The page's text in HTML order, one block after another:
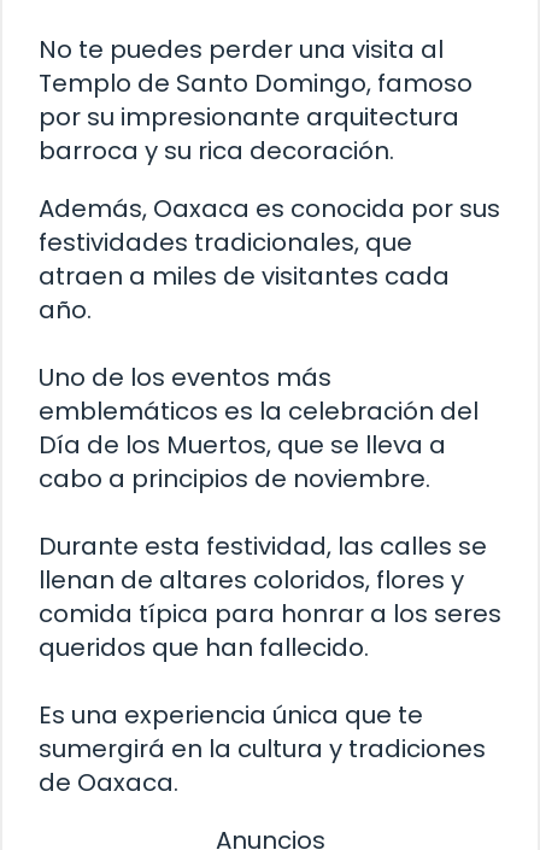
No te puedes perder una visita al
Templo de Santo Domingo, famoso
por su impresionante arquitectura
barroca y su rica decoración.
Además, Oaxaca es conocida por sus
festividades tradicionales, que
atraen a miles de visitantes cada
año.
Uno de los eventos más
emblemáticos es la celebración del
Día de los Muertos, que se lleva a
cabo a principios de noviembre.
Durante esta festividad, las calles se
llenan de altares coloridos, flores y
comida típica para honrar a los seres
queridos que han fallecido.
Es una experiencia única que te
sumergirá en la cultura y tradiciones
de Oaxaca.
Anuncios